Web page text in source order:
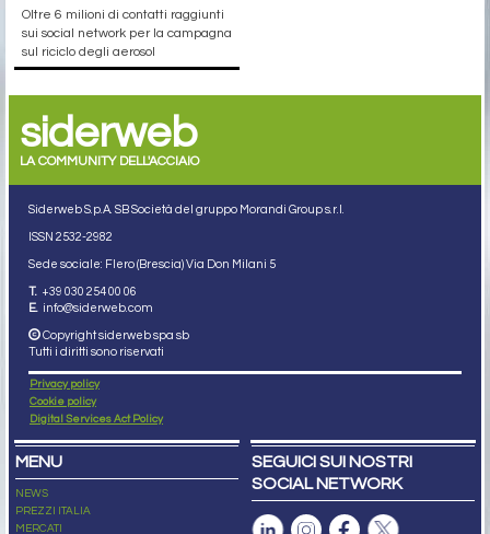
Oltre 6 milioni di contatti raggiunti
sui social network per la campagna
sul riciclo degli aerosol
siderweb
LA COMMUNITY DELL'ACCIAIO
Siderweb S.p.A. SB Società del gruppo Morandi Group s.r.l.
ISSN 2532-2982
Sede sociale: Flero (Brescia) Via Don Milani 5
T. +39 030 254 00 06
E. info@siderweb.com
Copyright siderweb spa sb
Tutti i diritti sono riservati
Privacy policy
Cookie policy
Digital Services Act Policy
MENU
NEWS
PREZZI ITALIA
MERCATI
SEGUICI SUI NOSTRI
SOCIAL NETWORK